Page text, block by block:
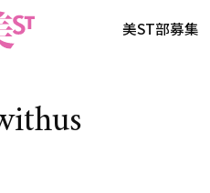
美ST部募集